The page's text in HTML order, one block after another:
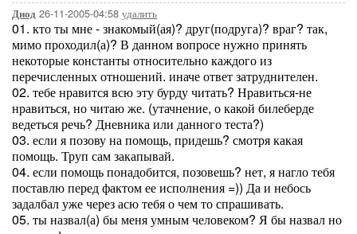
Диод 26-11-2005-04:58 удалить
01. кто ты мне - знакомый(ая)? друг(подруга)? враг? так,
мимо проходил(а)? В данном вопросе нужно принять
некоторые константы относительно каждого из
перечисленных отношений. иначе ответ затруднителен.
02. тебе нравится всю эту бурду читать? Нравиться-не
нравиться, но читаю же. (утачнение, о какой билеберде
ведеться речь? Дневника или данного теста?)
03. если я позову на помощь, придешь? смотря какая
помощь. Труп сам закапывай.
04. если помощь понадобится, позовешь? нет, я нагло тебя
поставлю перед фактом ее исполнения =)) Да и небось
задалбал уже через асю тебя о чем то спрашивать.
05. ты назвал(а) бы меня умным человеком? Я бы назвал но